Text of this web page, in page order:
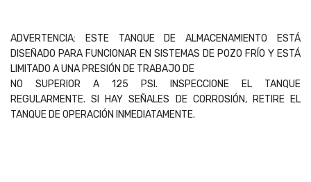
ADVERTENCIA: ESTE TANQUE DE ALMACENAMIENTO ESTÁ
DISEÑADO PARA FUNCIONAR EN SISTEMAS DE POZO FRÍO Y ESTÁ
LIMITADO A UNA PRESIÓN DE TRABAJO DE
NO SUPERIOR A 125 PSI. INSPECCIONE EL TANQUE
REGULARMENTE. SI HAY SEÑALES DE CORROSIÓN, RETIRE EL
TANQUE DE OPERACIÓN INMEDIATAMENTE.